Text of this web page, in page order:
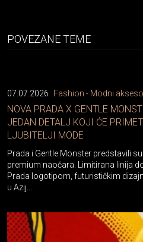
POVEZANE TEME
07.07.2026 Fashion - Modni
NOVA PRADA X GENTLE
JEDAN DETALJ KOJI ĆE
LJUBITELJI MODE
Prada i Gentle Monster predstavili
premium naočara. Limitirana linija
Prada logotipom, futurističkim
u Azij...